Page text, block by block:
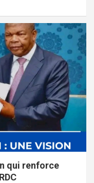
qui renforce